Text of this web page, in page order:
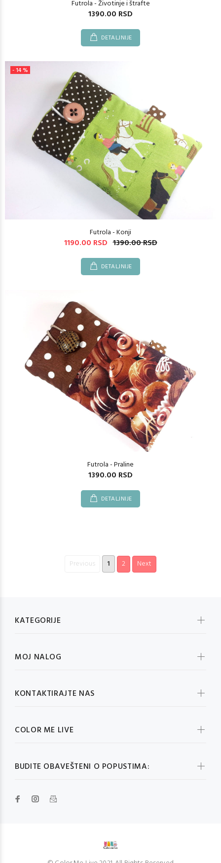
Futrola - Životinje i štrafte
1390.00 RSD
DETALJNIJE
- 14 %
Futrola - Konji
1190.00 RSD 1390.00 RSD
DETALJNIJE
Futrola - Praline
1390.00 RSD
DETALJNIJE
Previous 1 2 Next
BUDITE OBAVEŠTENI O POPUSTIMA:
KATEGORIJE
MOJ NALOG
KONTAKTIRAJTE NAS
COLOR ME LIVE